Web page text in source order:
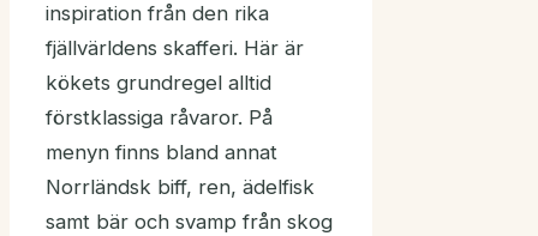
inspiration från den rika
fjällvärldens skafferi. Här är
kökets grundregel alltid
förstklassiga råvaror. På
menyn finns bland annat
Norrländsk biff, ren, ädelfisk
samt bär och svamp från skog